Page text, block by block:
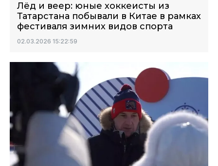
Лёд и веер: юные хоккеисты из
Татарстана побывали в Китае в рамках
фестиваля зимних видов спорта
02.03.2026 15:22:59